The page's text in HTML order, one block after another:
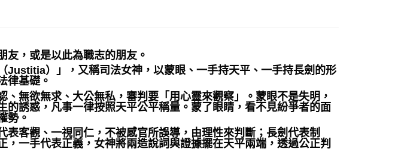
付款後門市自取
免運費
友，或是以此為職志的朋友。
Justitia）」，又稱司法女神，以蒙眼、一手持天平、一手持長劍的形
律基礎。
、無欲無求、大公無私，審判要「用心靈來觀察」。蒙眼不是失明，
的誘惑，凡事一律按照天平公平稱量。蒙了眼睛，看不見紛爭者的面
勢。
表客觀、一視同仁，不被感官所誤導，由理性來判斷；長劍代表制
，一手代表正義，女神將兩造說詞與證據擺在天平兩端，透過公正判